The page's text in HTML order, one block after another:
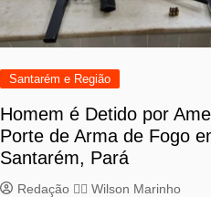
Santarém e Região
Homem é Detido por
Porte de Arma de Fogo
Santarém, Pará
Redação 👨‍⚖️​ Wilson Marinho